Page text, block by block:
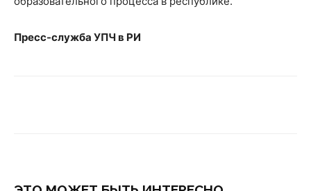
Пресс-служба УПЧ в РИ